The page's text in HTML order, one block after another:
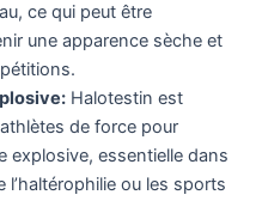
ce qui peut être
une apparence sèche et
Halotestin est
de force pour
explosive, essentielle dans
ou les sports